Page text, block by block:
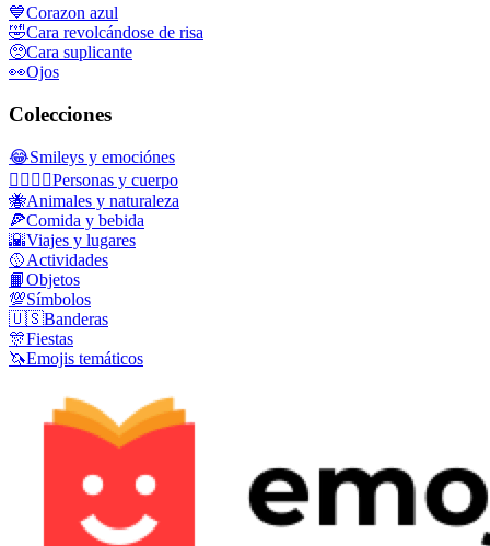
💙Corazon azul
🤣Cara revolcándose de risa
🥺Cara suplicante
👀Ojos
Colecciones
😂Smileys y emociónes
👩‍❤️‍💋‍👨Personas y cuerpo
🐝Animales y naturaleza
🍕Comida y bebida
🌇Viajes y lugares
🥎Actividades
📙Objetos
💯Símbolos
🇺🇸Banderas
🎊Fiestas
🦄Emojis temáticos